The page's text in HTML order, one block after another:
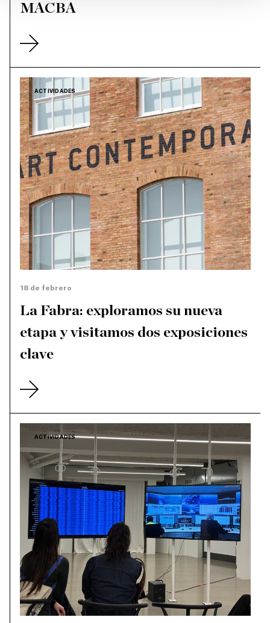
MACBA
ACTIVIDADES
18 de febrero
La Fabra: exploramos su nueva
etapa y visitamos dos exposiciones
clave
ACTIVIDADES